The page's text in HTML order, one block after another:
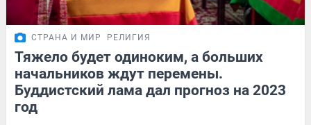
СТРАНА И МИР РЕЛИГИЯ
Тяжело будет одиноким, а больших
начальников ждут перемены.
Буддистский лама дал прогноз на 2023
год